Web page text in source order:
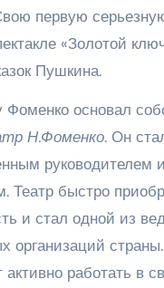
первую
«Золотой
Пушкина.
Фоменко основал
Н.Фоменко. Он
руководителем
Театр быстро
и стал одной из
организаций
активно работать в